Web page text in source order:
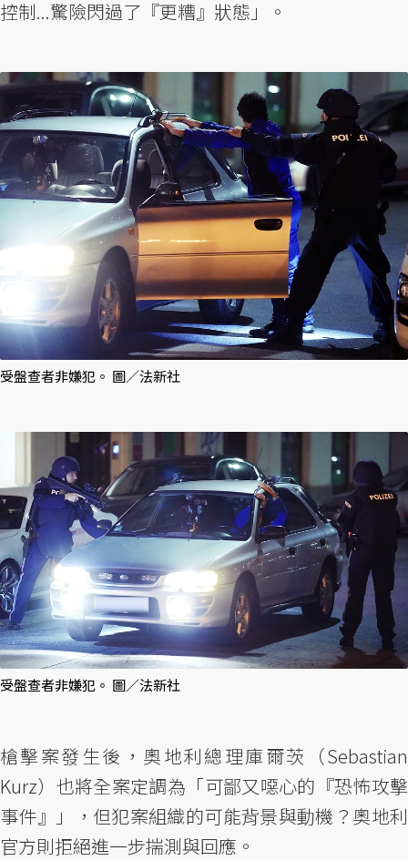
控制...驚險閃過了『更糟』狀態」。
受盤查者非嫌犯。 圖／法新社
受盤查者非嫌犯。 圖／法新社
槍擊案發生後，奧地利總理庫爾茨（Sebastian
Kurz）也將全案定調為「可鄙又噁心的『恐怖攻擊
事件』」，但犯案組織的可能背景與動機？奧地利
官方則拒絕進一步揣測與回應。